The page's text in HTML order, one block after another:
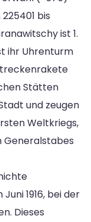
bis
ist 1.
ihr Uhrenturm
Stätten
und zeugen
Weltkriegs,
Generalstabes
1916, bei der
Dieses